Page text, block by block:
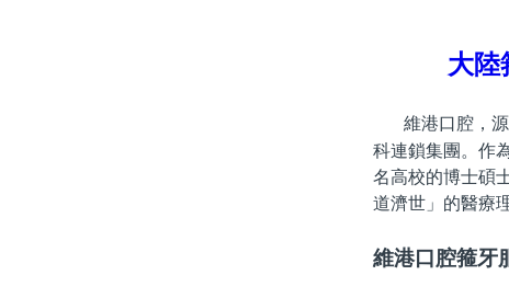
大陸
維港口腔，
科連鎖集團。作
名高校的博士碩
道濟世」的醫療
維港口腔箍牙